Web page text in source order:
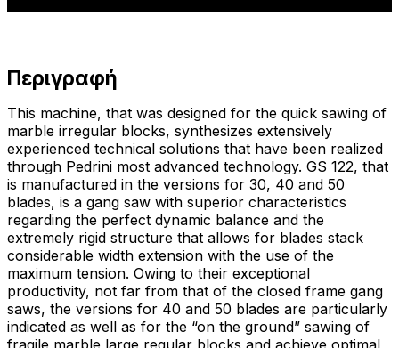
Περιγραφή
This machine, that was designed for the quick sawing of
marble irregular blocks, synthesizes extensively
experienced technical solutions that have been realized
through Pedrini most advanced technology. GS 122, that
is manufactured in the versions for 30, 40 and 50
blades, is a gang saw with superior characteristics
regarding the perfect dynamic balance and the
extremely rigid structure that allows for blades stack
considerable width extension with the use of the
maximum tension. Owing to their exceptional
productivity, not far from that of the closed frame gang
saws, the versions for 40 and 50 blades are particularly
indicated as well as for the “on the ground” sawing of
fragile marble large regular blocks and achieve optimal